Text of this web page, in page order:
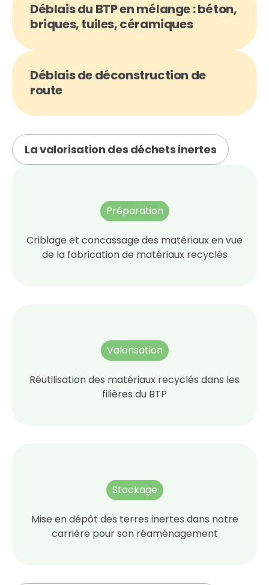
Déblais du BTP en mélange : béton,
briques, tuiles, céramiques
Déblais de déconstruction de
route
La valorisation des déchets inertes
Préparation
Criblage et concassage des matériaux en vue
de la fabrication de matériaux recyclés
Valorisation
Réutilisation des matériaux recyclés dans les
filières du BTP
Stockage
Mise en dépôt des terres inertes dans notre
carrière pour son réaménagement